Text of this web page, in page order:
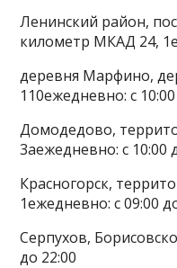
Ленинский район,
километр МКАД 24,
деревня Марфино,
110ежедневно: с
Домодедово,
3аежедневно: с 10:00
Красногорск,
1ежедневно: с 09:00
Серпухов,
до 22:00